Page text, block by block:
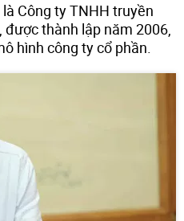
Công ty TNHH truyền
thành lập năm 2006,
hình công ty cổ phần.